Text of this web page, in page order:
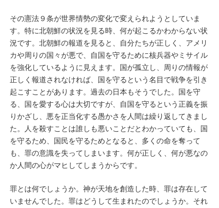
その憲法９条が世界情勢の変化で変えられようとしていま
す。特に北朝鮮の状況を見る時、何が起こるかわからない状
況です。北朝鮮の報道を見ると、自分たちが正しく、アメリ
カや周りの国々が悪で、自国を守るために核兵器やミサイル
を強化しているように見えます。国が孤立し、周りの情報が
正しく報道されなければ、国を守るという名目で戦争を引き
起こすことがあります。過去の日本もそうでした。国を守
る、国を愛する心は大切ですが、自国を守るという正義を振
りかざし、悪を正当化する愚かさを人間は繰り返してきまし
た。人を殺すことは誰しも悪いことだとわかっていても、国
を守るため、国民を守るためとなると、多くの命を奪って
も、罪の意識を失ってしまいます。何が正しく、何が悪なの
か人間の心がマヒしてしまうからです。
罪とは何でしょうか。神が天地を創造した時、罪は存在して
いませんでした。罪はどうして生まれたのでしょうか。それ